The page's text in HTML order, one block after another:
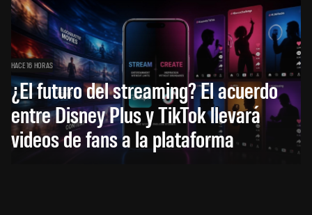
HACE 16 HORAS
¿El futuro del streaming? El acuerdo
entre Disney Plus y TikTok llevará
videos de fans a la plataforma